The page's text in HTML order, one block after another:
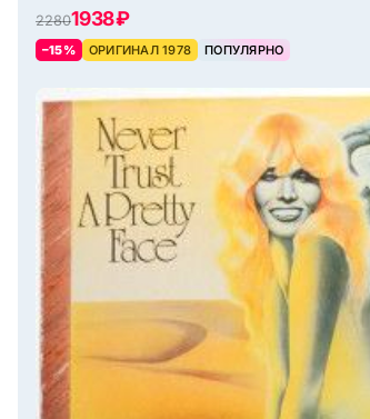
22801938 ₽
–15% ОРИГИНАЛ 1978 ПОПУЛЯРНО